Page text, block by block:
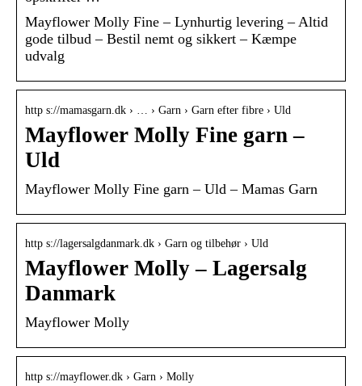
Mayflower Molly Fine – Lynhurtig levering – Altid
gode tilbud – Bestil nemt og sikkert – Kæmpe
udvalg
http s://mamasgarn.dk › … › Garn › Garn efter fibre › Uld
Mayflower Molly Fine garn –
Uld
Mayflower Molly Fine garn – Uld – Mamas Garn
http s://lagersalgdanmark.dk › Garn og tilbehør › Uld
Mayflower Molly – Lagersalg
Danmark
Mayflower Molly
http s://mayflower.dk › Garn › Molly